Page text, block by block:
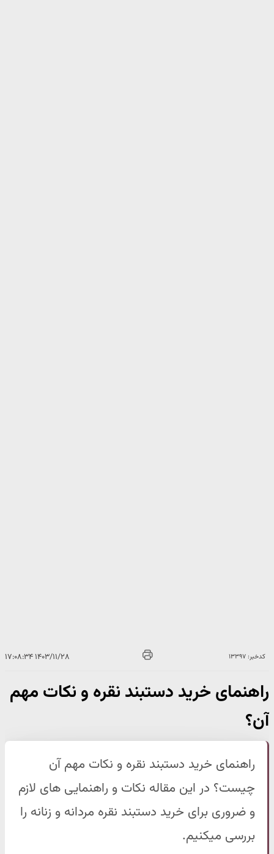
کدخبر: ۱۳۳۹۷ ۱۴۰۳/۱۱/۲۸ ۱۷:۰۸:۳۴
راهنمای خرید دستبند نقره و نکات مهم
آن؟
راهنمای خرید دستبند نقره و نکات مهم آن
چیست؟ در این مقاله نکات و راهنمایی های لازم
و ضروری برای خرید دستبند نقره مردانه و زنانه را
بررسی میکنیم.